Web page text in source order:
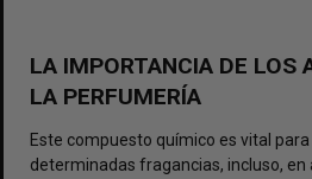
LA IMPORTANCIA DE LOS
LA PERFUMERÍA
Este compuesto químico es vital
determinadas fragancias, incluso, en